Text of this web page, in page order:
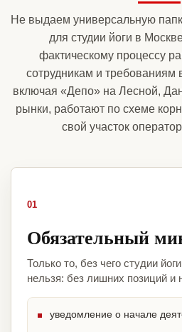
Не выдаем универсальную
для студии йоги в
фактическому процессу
сотрудникам и
включая «Депо» на Лесной,
рынки, работают по схеме
свой участок
01
Обязательный
Только то, без чего студии
нельзя: без лишних позиций и
уведомление о начале